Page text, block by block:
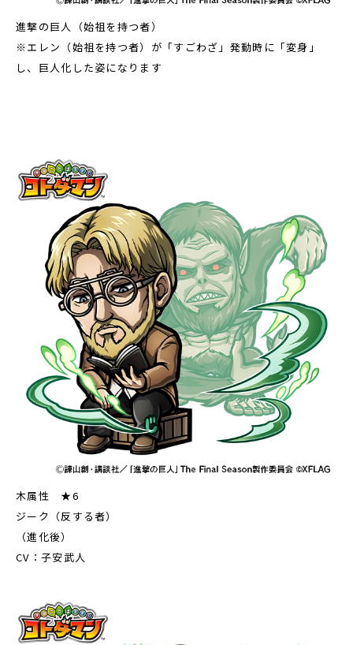
進撃の巨人（始祖を持つ者）
※エレン（始祖を持つ者）が「すごわざ」発動時に「変身」
し、巨人化した姿になります
木属性 ★6
ジーク（反する者）
（進化後）
CV：子安武人